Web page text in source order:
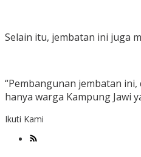
Selain itu, jembatan ini juga
“Pembangunan jembatan
hanya warga Kampung Jawi
Ikuti Kami